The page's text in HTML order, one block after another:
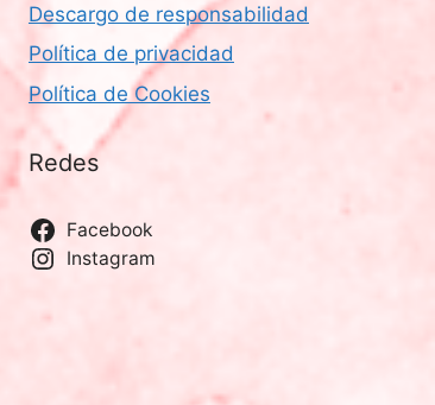
Descargo de responsabilidad
Política de privacidad
Política de Cookies
Redes
Facebook
Instagram